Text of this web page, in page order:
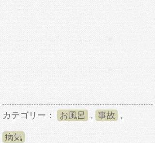
カテゴリー： お風呂 , 事故 ,
病気